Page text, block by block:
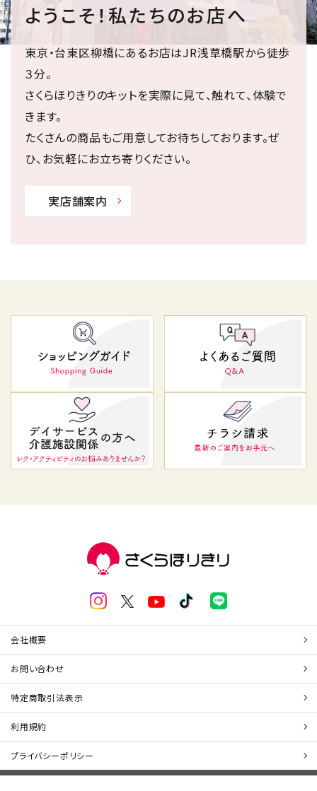
ようこそ！私たちのお店へ
東京・台東区柳橋にあるお店はJR浅草橋駅から徒歩
３分。
さくらほりきりのキットを実際に見て、触れて、体験で
きます。
たくさんの商品もご用意してお待ちしております。ぜ
ひ、お気軽にお立ち寄りください。
実店舗案内
会社概要
お問い合わせ
特定商取引法表示
利用規約
プライバシーポリシー